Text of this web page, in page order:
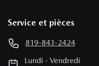
Service et pièces
819-843-2424
Lundi -Vendredi